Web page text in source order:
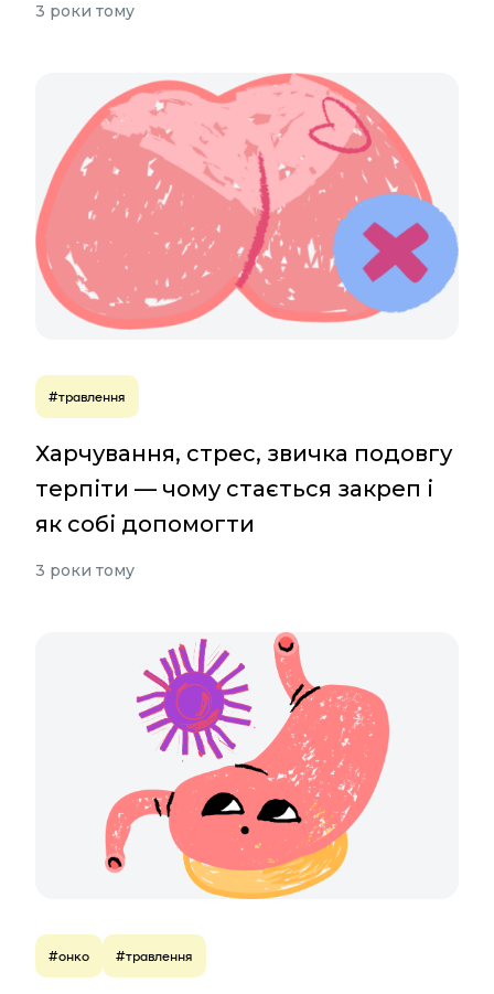
3 роки тому
#травлення
Харчування, стрес, звичка подовгу
терпіти — чому стається закреп і
як собі допомогти
3 роки тому
#онко #травлення